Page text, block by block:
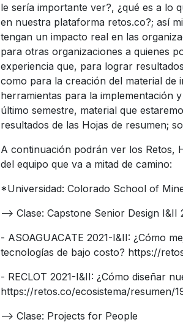
le sería importante ver?, ¿qué es a lo
en nuestra plataforma retos.co?; así
tengan un impacto real en las
para otras organizaciones a quienes
experiencia que, para lograr
como para la creación del material de
herramientas para la implementación
último semestre, material que
resultados de las Hojas de resumen;
A continuación podrán ver los Retos,
del equipo que va a mitad de camino:
*Universidad: Colorado School of
--> Clase: Capstone Senior Design I&II
- ASOAGUACATE 2021-I&II: ¿Cómo
tecnologías de bajo costo? https://
- RECLOT 2021-I&II: ¿Cómo diseñar
https://retos.co/ecosistema/resumen/
--> Clase: Projects for People